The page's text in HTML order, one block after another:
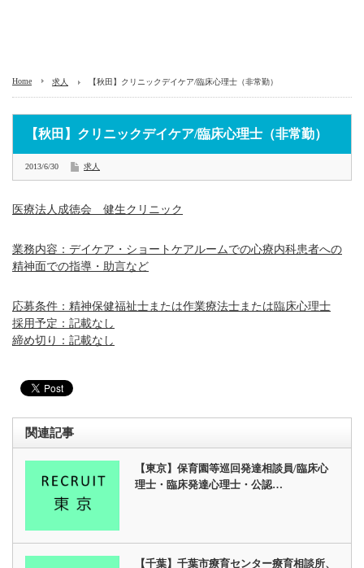
Home 求人 【秋田】クリニックデイケア/臨床心理士（非常勤）
【秋田】クリニックデイケア/臨床心理士（非常勤）
2013/6/30 求人
医療法人成徳会 健生クリニック
業務内容：デイケア・ショートケアルームでの心療内科患者への
精神面での指導・助言など
応募条件：精神保健福祉士または作業療法士または臨床心理士
採用予定：記載なし
締め切り：記載なし
関連記事
【東京】保育園等巡回発達相談員/臨床心
理士・臨床発達心理士・公認…
【千葉】千葉市療育センター療育相談所、